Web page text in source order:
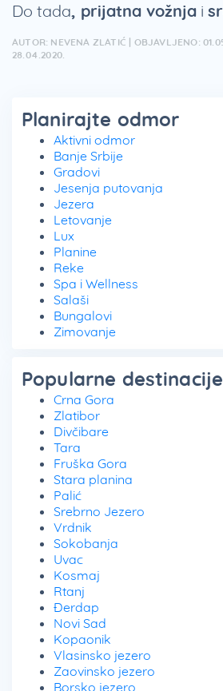
Do tada, prijatna vožnja i
AUTOR: NEVENA ZLATIĆ | OBJAVLJENO:
28.04.2020.
Planirajte odmor
Aktivni odmor
Banje Srbije
Gradovi
Jesenja putovanja
Jezera
Letovanje
Lux
Planine
Reke
Spa i Wellness
Salaši
Bungalovi
Zimovanje
Popularne destinacije
Crna Gora
Zlatibor
Divčibare
Tara
Fruška Gora
Stara planina
Palić
Srebrno Jezero
Vrdnik
Sokobanja
Uvac
Kosmaj
Rtanj
Đerdap
Novi Sad
Kopaonik
Vlasinsko jezero
Zaovinsko jezero
Borsko jezero